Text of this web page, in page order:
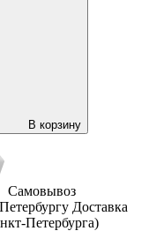
В корзину
Самовывоз
Доставка
Петербурга)